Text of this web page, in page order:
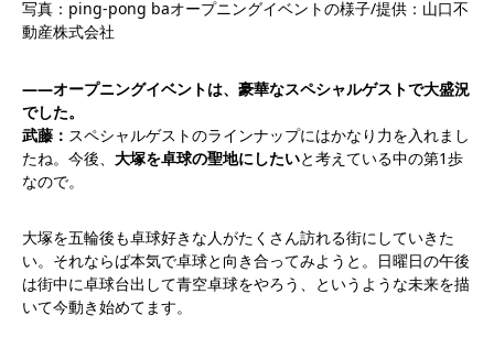
写真：ping-pong baオープニングイベントの様子/提供：山口不
動産株式会社
――オープニングイベントは、豪華なスペシャルゲストで大盛況
でした。
武藤： スペシャルゲストのラインナップにはかなり力を入れまし
たね。今後、 大塚を卓球の聖地にしたいと考えている中の第1歩
なので。
大塚を五輪後も卓球好きな人がたくさん訪れる街にしていきた
い。それならば本気で卓球と向き合ってみようと。日曜日の午後
は街中に卓球台出して青空卓球をやろう、というような未来を描
いて今動き始めてます。